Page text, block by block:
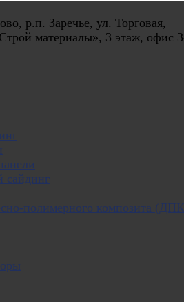
р.п. Заречье, ул. Торговая,
материалы», 3 этаж, офис
сайдинг
полимерного композита